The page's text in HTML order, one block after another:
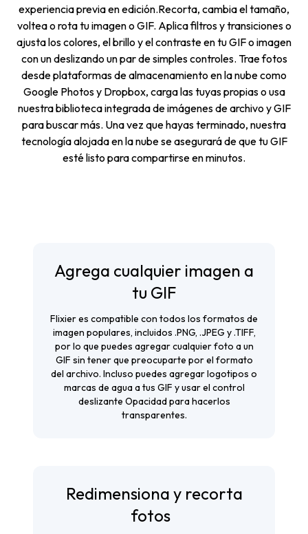
experiencia previa en edición.Recorta, cambia el tamaño,
voltea o rota tu imagen o GIF. Aplica filtros y transiciones o
ajusta los colores, el brillo y el contraste en tu GIF o imagen
con un deslizando un par de simples controles. Trae fotos
desde plataformas de almacenamiento en la nube como
Google Photos y Dropbox, carga las tuyas propias o usa
nuestra biblioteca integrada de imágenes de archivo y GIF
para buscar más. Una vez que hayas terminado, nuestra
tecnología alojada en la nube se asegurará de que tu GIF
esté listo para compartirse en minutos.
Agrega cualquier imagen a
tu GIF
Flixier es compatible con todos los formatos de
imagen populares, incluidos .PNG, .JPEG y .TIFF,
por lo que puedes agregar cualquier foto a un
GIF sin tener que preocuparte por el formato
del archivo. Incluso puedes agregar logotipos o
marcas de agua a tus GIF y usar el control
deslizante Opacidad para hacerlos
transparentes.
Redimensiona y recorta
fotos